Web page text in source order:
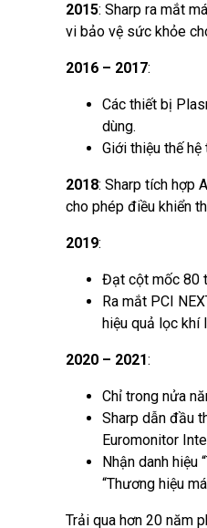
2015: Sharp ra mắt
vi bảo vệ sức khỏe
2016 – 2017:
Các thiết bị
dùng.
Giới thiệu thế
2018: Sharp tích hợp
cho phép điều khiển
2019:
Đạt cột mốc 80
Ra mắt PCI
hiệu quả lọc khí
2020 – 2021:
Chỉ trong nửa
Sharp dẫn đầu
Euromonitor
Nhận danh hiệu
“Thương hiệu
Trải qua hơn 20 năm